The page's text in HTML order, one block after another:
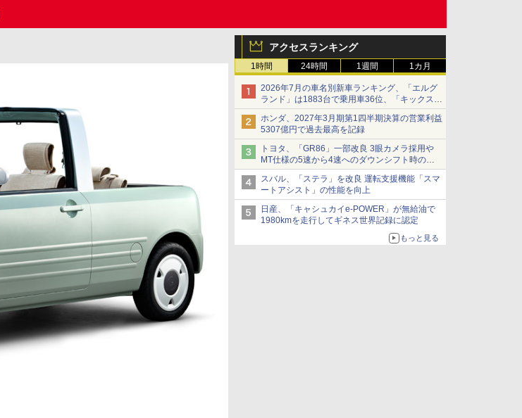
アクセスランキング
1時間 24時間 1週間 1カ月
2026年7月の車名別新車ランキング、「エルグ
ランド」は1883台で乗用車36位、「キックス」
は2591台で27位に
ホンダ、2027年3月期第1四半期決算の営業利益
5307億円で過去最高を記録
トヨタ、「GR86」一部改良 3眼カメラ採用や
MT仕様の5速から4速へのダウンシフト時の操
作性向上など
スバル、「ステラ」を改良 運転支援機能「スマ
ートアシスト」の性能を向上
日産、「キャシュカイe-POWER」が無給油で
1980kmを走行してギネス世界記録に認定
もっと見る